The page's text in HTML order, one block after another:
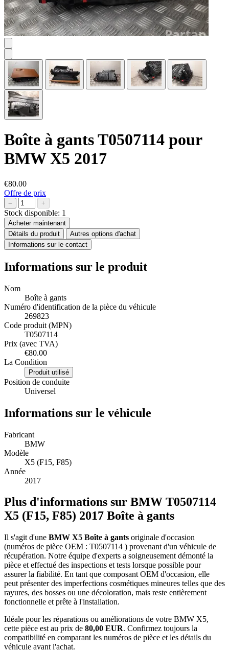
Boîte à gants T0507114 pour
BMW X5 2017
€80.00
Offre de prix
− +
Stock disponible: 1
Acheter maintenant
Détails du produit
Autres options d'achat
Informations sur le contact
Informations sur le produit
Nom
Boîte à gants
Numéro d'identification de la pièce du véhicule
269823
Code produit (MPN)
T0507114
Prix (avec TVA)
€80.00
La Condition
Produit utilisé
Position de conduite
Universel
Informations sur le véhicule
Fabricant
BMW
Modèle
X5 (F15, F85)
Année
2017
Plus d'informations sur BMW T0507114
X5 (F15, F85) 2017 Boîte à gants
Il s'agit d'une BMW X5 Boîte à gants originale d'occasion
(numéros de pièce OEM : T0507114 ) provenant d'un véhicule de
récupération. Notre équipe d'experts a soigneusement démonté la
pièce et effectué des inspections et tests lorsque possible pour
assurer la fiabilité. En tant que composant OEM d'occasion, elle
peut présenter des imperfections cosmétiques mineures telles que des
rayures, des bosses ou une décoloration, mais reste entièrement
fonctionnelle et prête à l'installation.
Idéale pour les réparations ou améliorations de votre BMW X5,
cette pièce est au prix de 80,00 EUR. Confirmez toujours la
compatibilité en comparant les numéros de pièce et les détails du
véhicule avant l'achat.